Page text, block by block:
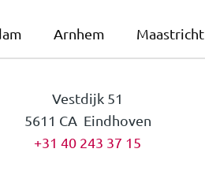
Arnhem Maastricht
Vestdijk 51
5611 CA Eindhoven
+31 40 243 37 15